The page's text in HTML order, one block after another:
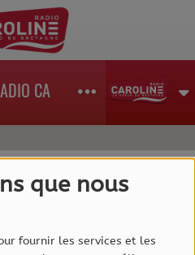
que nous
fournir les services et les
CAROLINE, La Radio de